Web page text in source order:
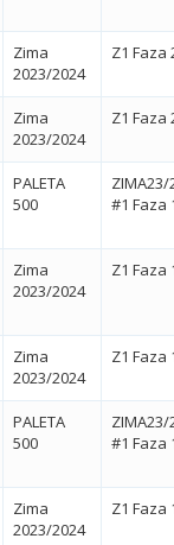
Zima
2023/2024
Z1 Faza
Zima
2023/2024
Z1 Faza
PALETA
500
ZIMA23/
#1 Faza
Zima
2023/2024
Z1 Faza
Zima
2023/2024
Z1 Faza
PALETA
500
ZIMA23/
#1 Faza
Zima
2023/2024
Z1 Faza